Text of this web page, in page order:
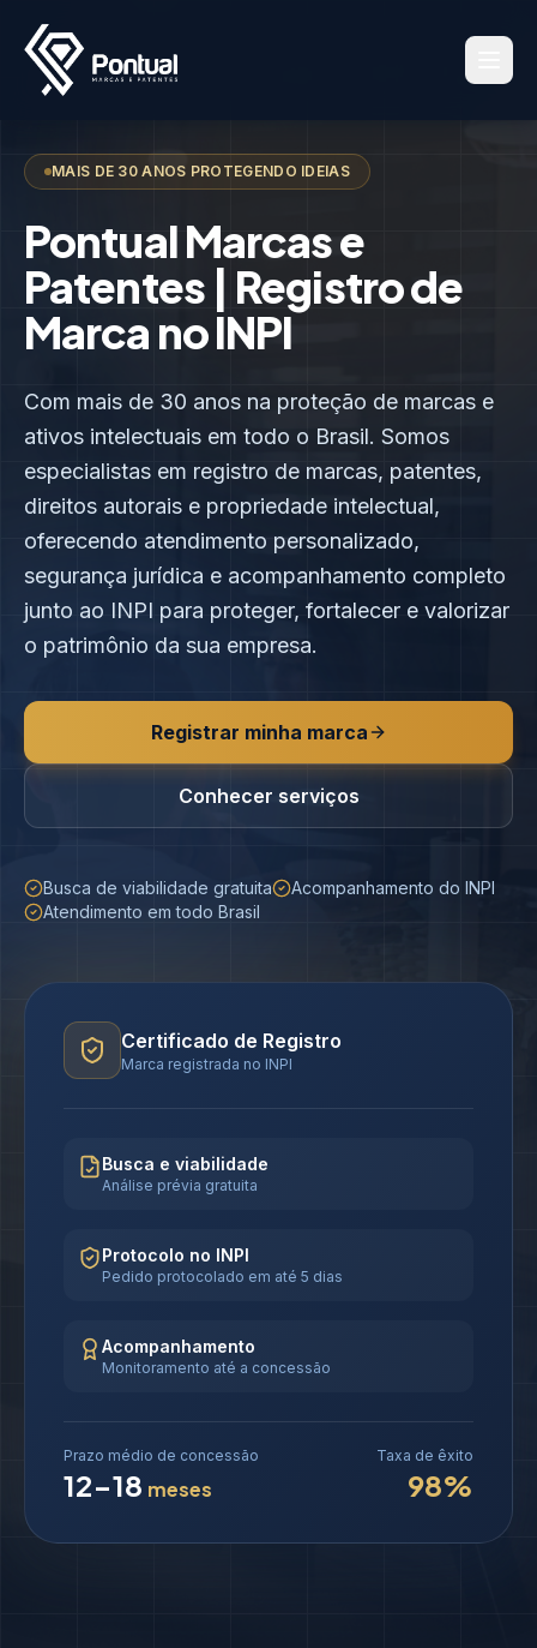
MAIS DE 30 ANOS PROTEGENDO IDEIAS
Pontual Marcas e
Patentes | Registro de
Marca no INPI
Com mais de 30 anos na proteção de marcas e
ativos intelectuais em todo o Brasil. Somos
especialistas em registro de marcas, patentes,
direitos autorais e propriedade intelectual,
oferecendo atendimento personalizado,
segurança jurídica e acompanhamento completo
junto ao INPI para proteger, fortalecer e valorizar
o patrimônio da sua empresa.
Registrar minha marca
Conhecer serviços
Busca de viabilidade gratuita
Acompanhamento do INPI
Atendimento em todo Brasil
Certificado de Registro
Marca registrada no INPI
Busca e viabilidade
Análise prévia gratuita
Protocolo no INPI
Pedido protocolado em até 5 dias
Acompanhamento
Monitoramento até a concessão
Prazo médio de concessão
12-18 meses
Taxa de êxito
98%